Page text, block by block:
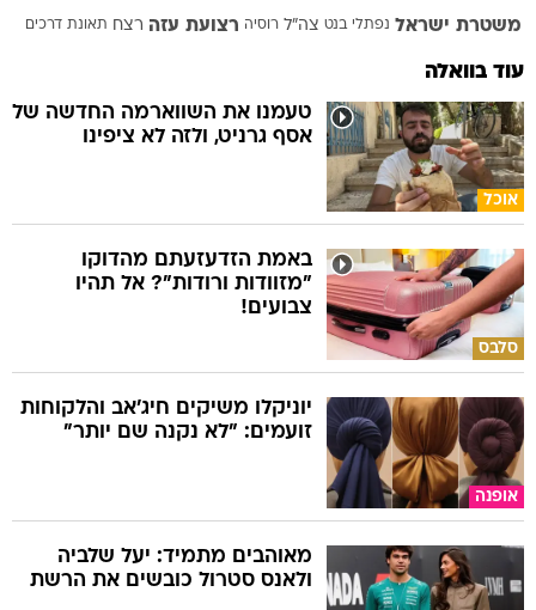
משטרת ישראל נפתלי בנט צה"ל רוסיה רצועת עזה רצח תאונת דרכים
עוד בוואלה
אוכל
טעמנו את השווארמה החדשה של
אסף גרניט, ולזה לא ציפינו
סלבס
באמת הזדעזעתם מהדוקו
"מזוודות ורודות"? אל תהיו
צבועים!
אופנה
יוניקלו משיקים חיג'אב והלקוחות
זועמים: "לא נקנה שם יותר"
מאוהבים מתמיד: יעל שלביה
ולאנס סטרול כובשים את הרשת